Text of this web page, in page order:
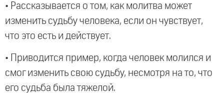
• Рассказывается о том, как молитва может
изменить судьбу человека, если он чувствует,
что это есть и действует.
• Приводится пример, когда человек молился и
смог изменить свою судьбу, несмотря на то, что
его судьба была тяжелой.